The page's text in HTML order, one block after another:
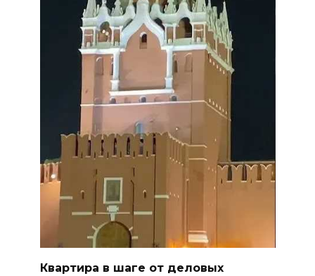
Квартира в шаге от деловых